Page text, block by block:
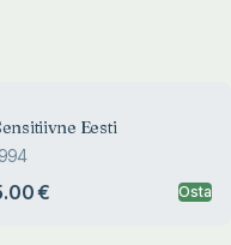
Eesti
€ Osta